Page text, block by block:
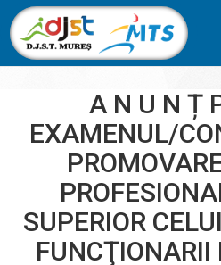
A N U N Ț
EXAMENUL/
SUPERIOR
FUNCŢIONARII